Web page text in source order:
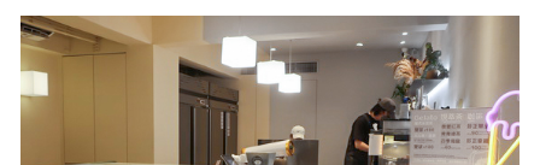
媒體報導一覽
合作與代言
訂閱電子報